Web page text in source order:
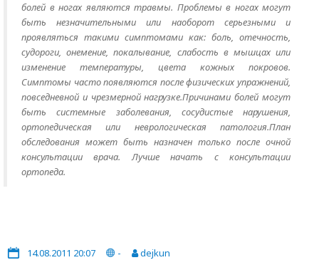
болей в ногах являются травмы. Проблемы в ногах могут
быть незначительными или наоборот серьезными и
проявляться такими симптомами как: боль, отечность,
судороги, онемение, покалывание, слабость в мышцах или
изменение температуры, цвета кожных покровов.
Симптомы часто появляются после физических упражнений,
повседневной и чрезмерной нагрузке.Причинами болей могут
быть системные заболевания, сосудистые нарушения,
ортопедическая или неврологическая патология.План
обследования может быть назначен только после очной
консультации врача. Лучше начать с консультации
ортопеда.
14.08.2011 20:07 -
dejkun